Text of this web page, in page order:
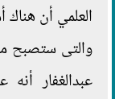
العلمي أن
والتى ستصبح
عبدالغفار